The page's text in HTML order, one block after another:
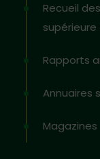
Recueil
Rapports
Annuaires
Magazines